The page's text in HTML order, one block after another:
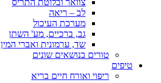
צוואר ובלוטת התריס
לב – ריאה
מערכת העיכול
גב, ברכיים, מע' השתן
שד, ערמונית ואברי המין
טורים בנושאים שונים
טיפים
ריפוי ואורח חיים בריא